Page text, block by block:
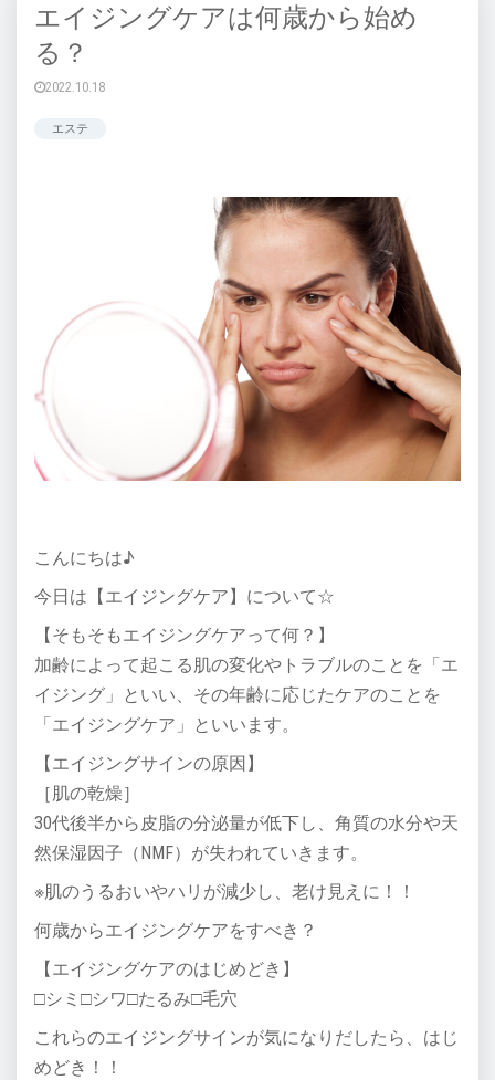
エイジングケアは何歳から始め
る？
2022.10.18
エステ
こんにちは♪
今日は【エイジングケア】について☆
【そもそもエイジングケアって何？】
加齢によって起こる肌の変化やトラブルのことを「エ
イジング」といい、その年齢に応じたケアのことを
「エイジングケア」といいます。
【エイジングサインの原因】
［肌の乾燥］
30代後半から皮脂の分泌量が低下し、角質の水分や天
然保湿因子（NMF）が失われていきます。
※肌のうるおいやハリが減少し、老け見えに！！
何歳からエイジングケアをすべき？
【エイジングケアのはじめどき】
□シミ□シワ□たるみ□毛穴
これらのエイジングサインが気になりだしたら、はじ
めどき！！